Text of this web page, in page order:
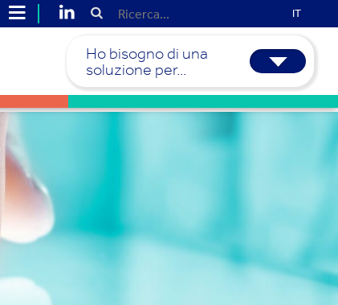
IT
Ho bisogno di una
soluzione per...